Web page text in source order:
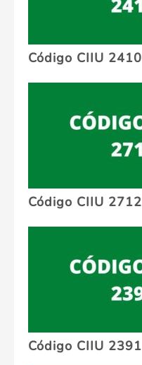
Código CIIU 2410
Código CIIU 2712
Código CIIU 2391